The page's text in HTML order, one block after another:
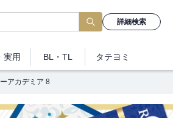
詳細検索
実用 BL・TL タテヨミ
アカデミア 8